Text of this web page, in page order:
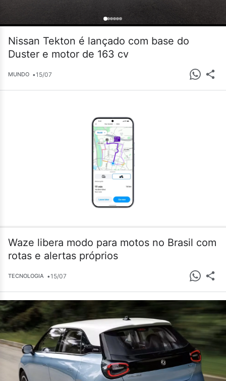
Nissan Tekton é lançado com base do
Duster e motor de 163 cv
MUNDO •15/07
Waze libera modo para motos no Brasil com
rotas e alertas próprios
TECNOLOGIA •15/07